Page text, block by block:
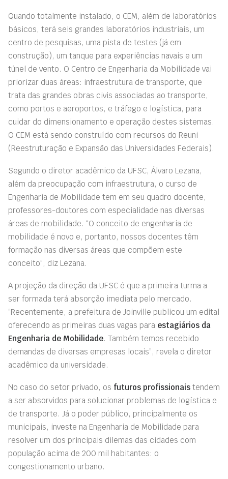
Quando totalmente instalado, o CEM, além de laboratórios
básicos, terá seis grandes laboratórios industriais, um
centro de pesquisas, uma pista de testes (já em
construção), um tanque para experiências navais e um
túnel de vento. O Centro de Engenharia da Mobilidade vai
priorizar duas áreas: infraestrutura de transporte, que
trata das grandes obras civis associadas ao transporte,
como portos e aeroportos, e tráfego e logística, para
cuidar do dimensionamento e operação destes sistemas.
O CEM está sendo construído com recursos do Reuni
(Reestruturação e Expansão das Universidades Federais).
Segundo o diretor acadêmico da UFSC, Álvaro Lezana,
além da preocupação com infraestrutura, o curso de
Engenharia de Mobilidade tem em seu quadro docente,
professores-doutores com especialidade nas diversas
áreas de mobilidade. “O conceito de engenharia de
mobilidade é novo e, portanto, nossos docentes têm
formação nas diversas áreas que compõem este
conceito”, diz Lezana.
A projeção da direção da UFSC é que a primeira turma a
ser formada terá absorção imediata pelo mercado.
“Recentemente, a prefeitura de Joinville publicou um edital
oferecendo as primeiras duas vagas para estagiários da
Engenharia de Mobilidade. Também temos recebido
demandas de diversas empresas locais”, revela o diretor
acadêmico da universidade.
No caso do setor privado, os futuros profissionais tendem
a ser absorvidos para solucionar problemas de logística e
de transporte. Já o poder público, principalmente os
municipais, investe na Engenharia de Mobilidade para
resolver um dos principais dilemas das cidades com
população acima de 200 mil habitantes: o
congestionamento urbano.